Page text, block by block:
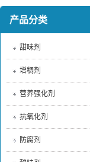
产品分类
甜味剂
增稠剂
营养强化剂
抗氧化剂
防腐剂